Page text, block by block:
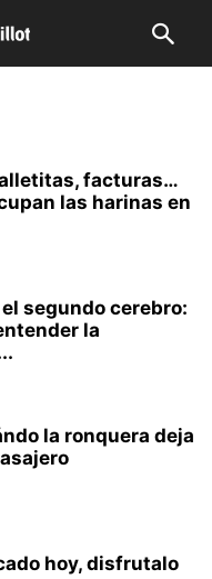
facturas…
las harinas en
segundo cerebro:
la
la ronquera deja
hoy, disfrutalo